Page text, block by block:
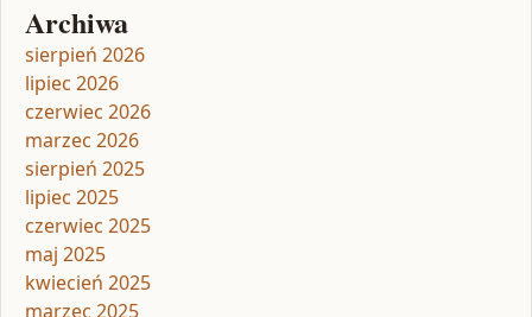
Archiwa
sierpień 2026
lipiec 2026
czerwiec 2026
marzec 2026
sierpień 2025
lipiec 2025
czerwiec 2025
maj 2025
kwiecień 2025
marzec 2025